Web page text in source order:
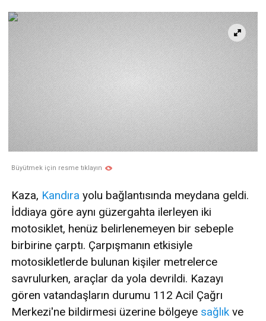
Büyütmek için resme tıklayın
Kaza, Kandıra yolu bağlantısında meydana geldi.
İddiaya göre aynı güzergahta ilerleyen iki
motosiklet, henüz belirlenemeyen bir sebeple
birbirine çarptı. Çarpışmanın etkisiyle
motosikletlerde bulunan kişiler metrelerce
savrulurken, araçlar da yola devrildi. Kazayı
gören vatandaşların durumu 112 Acil Çağrı
Merkezi'ne bildirmesi üzerine bölgeye sağlık ve